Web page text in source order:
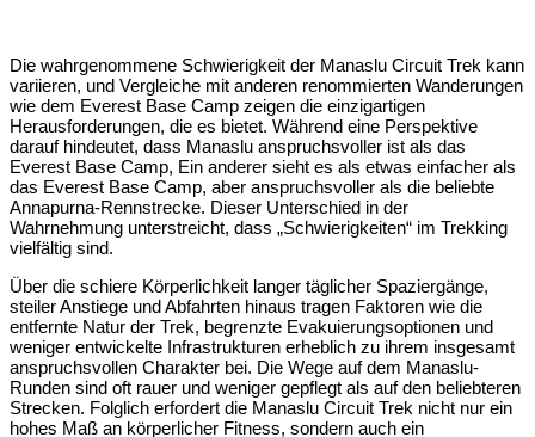
Die wahrgenommene Schwierigkeit der Manaslu Circuit Trek kann
variieren, und Vergleiche mit anderen renommierten Wanderungen
wie dem Everest Base Camp zeigen die einzigartigen
Herausforderungen, die es bietet. Während eine Perspektive
darauf hindeutet, dass Manaslu anspruchsvoller ist als das
Everest Base Camp, Ein anderer sieht es als etwas einfacher als
das Everest Base Camp, aber anspruchsvoller als die beliebte
Annapurna-Rennstrecke. Dieser Unterschied in der
Wahrnehmung unterstreicht, dass „Schwierigkeiten“ im Trekking
vielfältig sind.
Über die schiere Körperlichkeit langer täglicher Spaziergänge,
steiler Anstiege und Abfahrten hinaus tragen Faktoren wie die
entfernte Natur der Trek, begrenzte Evakuierungsoptionen und
weniger entwickelte Infrastrukturen erheblich zu ihrem insgesamt
anspruchsvollen Charakter bei. Die Wege auf dem Manaslu-
Runden sind oft rauer und weniger gepflegt als auf den beliebteren
Strecken. Folglich erfordert die Manaslu Circuit Trek nicht nur ein
hohes Maß an körperlicher Fitness, sondern auch ein